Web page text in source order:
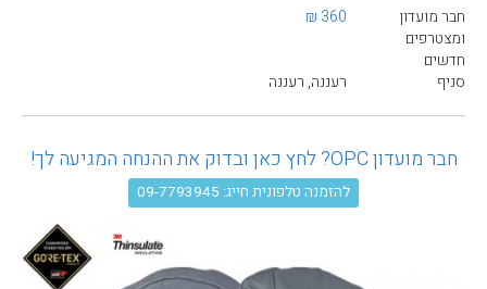
TeamOPC
עגלת קניות
חבר מועדון
ומצטרפים
חדשים
360 ₪
סניף רעננה, רעננה
חבר מועדון OPC? לחץ כאן ובדוק את ההנחה המגיעה לך!
להזמנה טלפונית חייג: 09-7793945